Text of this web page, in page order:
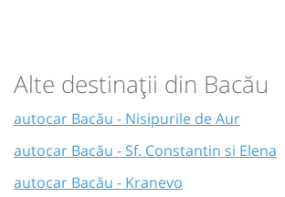
Alte destinații din Bacău
autocar Bacău - Nisipurile de Aur
autocar Bacău - Sf. Constantin si Elena
autocar Bacău - Kranevo